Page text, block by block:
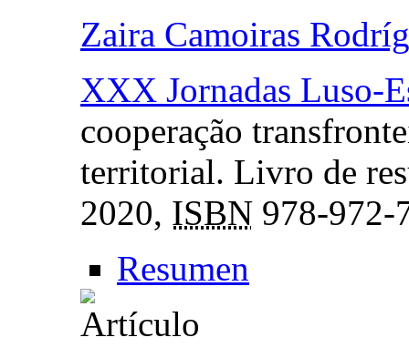
Zaira Camoiras
XXX Jornadas Luso-
cooperação
territorial. Livro de
2020, ISBN 978-
Resumen